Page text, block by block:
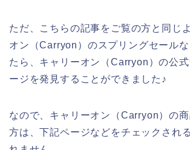
ただ、こちらの記事をご覧の方と同じ
オン（Carryon）のスプリングセール
たら、キャリーオン（Carryon）の公
ージを発見することができました♪
なので、キャリーオン（Carryon）の
方は、下記ページなどをチェックされ